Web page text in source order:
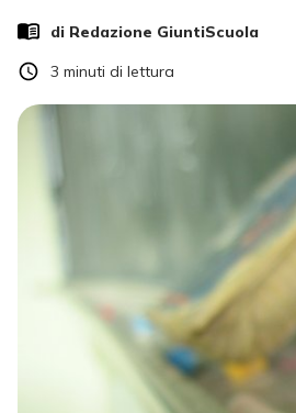
di Redazione GiuntiScuola
3 minuti di lettura